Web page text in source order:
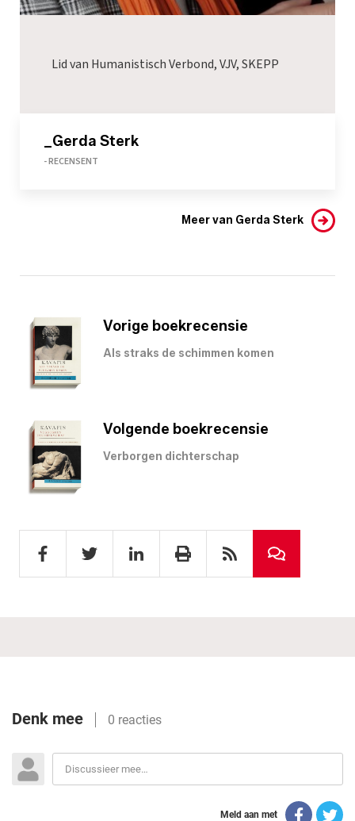
Lid van Humanistisch Verbond, VJV, SKEPP
_Gerda Sterk
- RECENSENT
Meer van Gerda Sterk
Vorige boekrecensie
Als straks de schimmen komen
Volgende boekrecensie
Verborgen dichterschap